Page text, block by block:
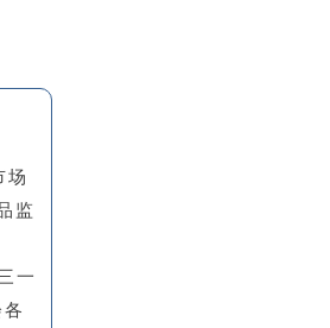
场
监
一